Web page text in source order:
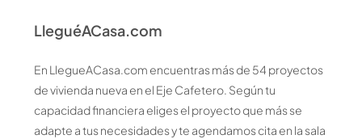
LleguéACasa.com
En LlegueACasa.com encuentras más de 54 proyectos
de vivienda nueva en el Eje Cafetero. Según tu
capacidad financiera eliges el proyecto que más se
adapte a tus necesidades y te agendamos cita en la sala